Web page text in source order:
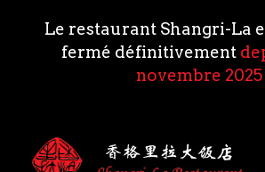
Le restaurant Shangri-La
fermé définitivement
novembre 2025